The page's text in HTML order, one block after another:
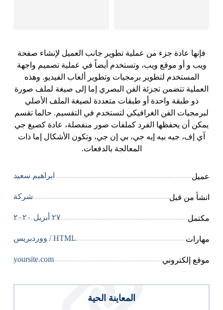
فإنها عادة جزء من عملية تطوير جانب العميل لإنشاء صفحة
ويب و أو موقع ويب، وتستخدم أيضاً في عملية تصميم واجهة
المستخدم لتطوير برمجيات وتطوير ألعاب الفيديو. وهذه
العملية تتضمن تجزئة الفن البصري إما إلى صيغة لملف صورة
ذو طبقة واحدة أو طبقات متعددة لصيغة الملف الأصلي
لبرمجيات الفن الغرافيكي لتستخدم في التقسيم. حالما تقسم
يمكن أن يحفظها الفرد كملفات صور منفصلة، عادة كصيغ جي
آي إف، جيه بيه إيه جي، بي إن جي، وتكون الأشكال إما ذات
المعالجة بالدفعات.
عميل ابراهيم سعيد
انشأ من قبل شركة
مكتمل ٢٧ أبريل ٢٠٢٠
مهارات HTML / ووردبريس
موقع إلكتروني yoursite.com
المعاينة الحية